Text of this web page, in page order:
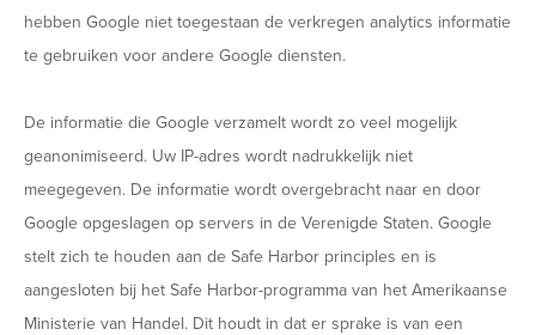
hebben Google niet toegestaan de verkregen analytics informatie
te gebruiken voor andere Google diensten.
De informatie die Google verzamelt wordt zo veel mogelijk
geanonimiseerd. Uw IP-adres wordt nadrukkelijk niet
meegegeven. De informatie wordt overgebracht naar en door
Google opgeslagen op servers in de Verenigde Staten. Google
stelt zich te houden aan de Safe Harbor principles en is
aangesloten bij het Safe Harbor-programma van het Amerikaanse
Ministerie van Handel. Dit houdt in dat er sprake is van een